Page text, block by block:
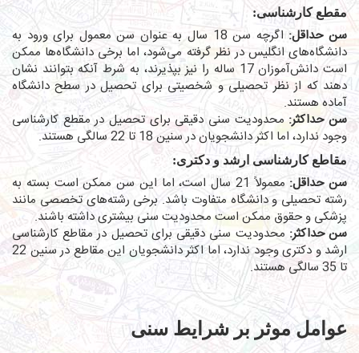
مقطع کارشناسی:
سن حداقل:
اگرچه سن 18 سال به عنوان سن معمول برای ورود به
دانشگاه‌های انگلیس در نظر گرفته می‌شود، اما برخی دانشگاه‌ها ممکن
است دانش‌آموزان 17 ساله را نیز بپذیرند، به شرط آنکه بتوانند نشان
دهند که از نظر تحصیلی و شخصیتی برای تحصیل در سطح دانشگاه
آماده هستند.
سن حداکثر: محدودیت سنی دقیقی برای تحصیل در مقطع کارشناسی
وجود ندارد، اما اکثر دانشجویان در سنین 18 تا 22 سالگی هستند.
مقاطع کارشناسی ارشد و دکتری:
سن حداقل:
معمولاً 21 سال است، اما این سن ممکن است بسته به
رشته تحصیلی و دانشگاه متفاوت باشد. برخی رشته‌های تخصصی مانند
پزشکی و حقوق ممکن است محدودیت سنی بیشتری داشته باشند.
سن حداکثر: محدودیت سنی دقیقی برای تحصیل در مقاطع کارشناسی
ارشد و دکتری وجود ندارد، اما اکثر دانشجویان این مقاطع در سنین 22
تا 35 سالگی هستند.
عوامل موثر بر شرایط سنی